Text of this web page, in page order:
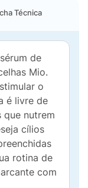
Técnica
de
Mio.
o
é livre de
que nutrem
cílios
rotina de
com